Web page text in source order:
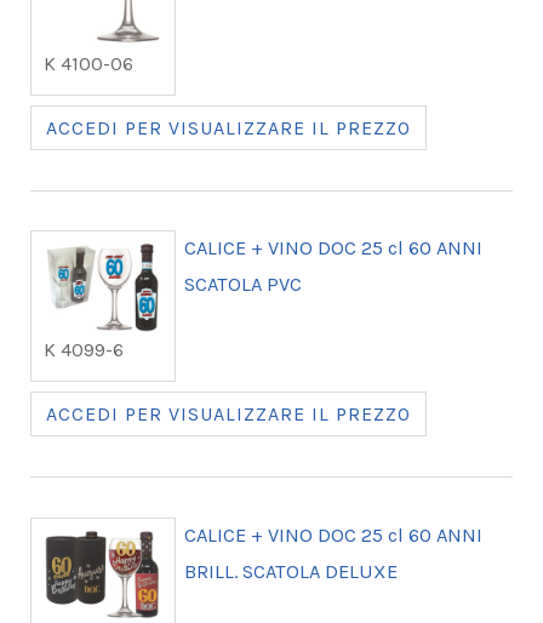
K 4100-06
ACCEDI PER VISUALIZZARE IL PREZZO
K 4099-6
CALICE + VINO DOC 25 cl 60 ANNI
SCATOLA PVC
ACCEDI PER VISUALIZZARE IL PREZZO
CALICE + VINO DOC 25 cl 60 ANNI
BRILL. SCATOLA DELUXE